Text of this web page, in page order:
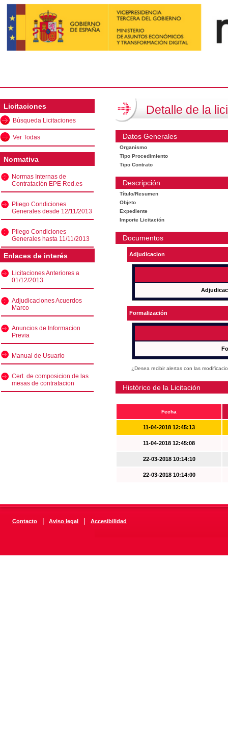
Licitaciones
Búsqueda Licitaciones
Ver Todas
Normativa
Normas Internas de
Contratación EPE Red.es
Pliego Condiciones
Generales desde 12/11/2013
Pliego Condiciones
Generales hasta 11/11/2013
Enlaces de interés
Licitaciones Anteriores a
01/12/2013
Adjudicaciones Acuerdos
Marco
Anuncios de Informacion
Previa
Manual de Usuario
Cert. de composicion de las
mesas de contratacion
Detalle de la
Datos Generales
Organismo
Tipo Procedimiento
Tipo Contrato
Descripción
Título/Resumen
Objeto
Expediente
Importe Licitación
Documentos
Adjudicacion
Formalización
¿Desea recibir alertas con las
Histórico de la Licitación
Fecha
11-04-2018 12:45:13
11-04-2018 12:45:08
22-03-2018 10:14:10
22-03-2018 10:14:00
Contacto | Aviso legal | Accesibilidad